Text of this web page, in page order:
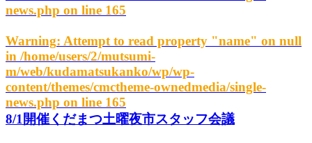
news.php on line 165
Warning: Attempt to read property "name" on null
in /home/users/2/mutsumi-
m/web/kudamatsukanko/wp/wp-
content/themes/cmctheme-ownedmedia/single-
news.php on line 165
8/1開催くだまつ土曜夜市スタッフ会議